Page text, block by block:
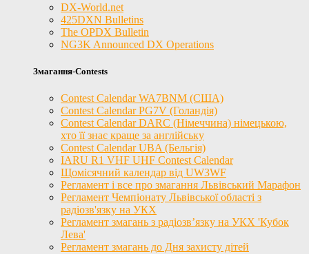
DX-World.net
425DXN Bulletins
The OPDX Bulletin
NG3K Announced DX Operations
Змагання-Contests
Contest Calendar WA7BNM (США)
Contest Calendar PG7V (Голандія)
Contest Calendar DARC (Німеччина) німецькою,
хто її знає краще за англійську
Contest Calendar UBA (Бельгія)
IARU R1 VHF UHF Contest Calendar
Щомісячний календар від UW3WF
Регламент і все про змагання Львівський Марафон
Регламент Чемпіонату Львівської області з
радіозв'язку на УКХ
Регламент змагань з радіозв’язку на УКХ 'Кубок
Лева'
Регламент змагань до Дня захисту дітей